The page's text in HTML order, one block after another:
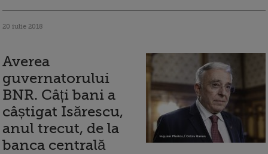
20 iulie 2018
Averea
guvernatorului
BNR. Câți bani a
câștigat Isărescu,
anul trecut, de la
banca centrală